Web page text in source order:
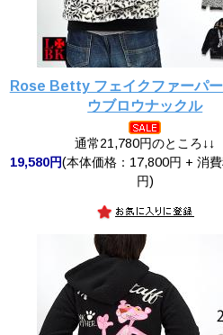
Rose Betty フェイクファーパ
ウブロウナックル
通常21,780円のところ↓↓
19,580円(本体価格：17,800円 + 消
円)